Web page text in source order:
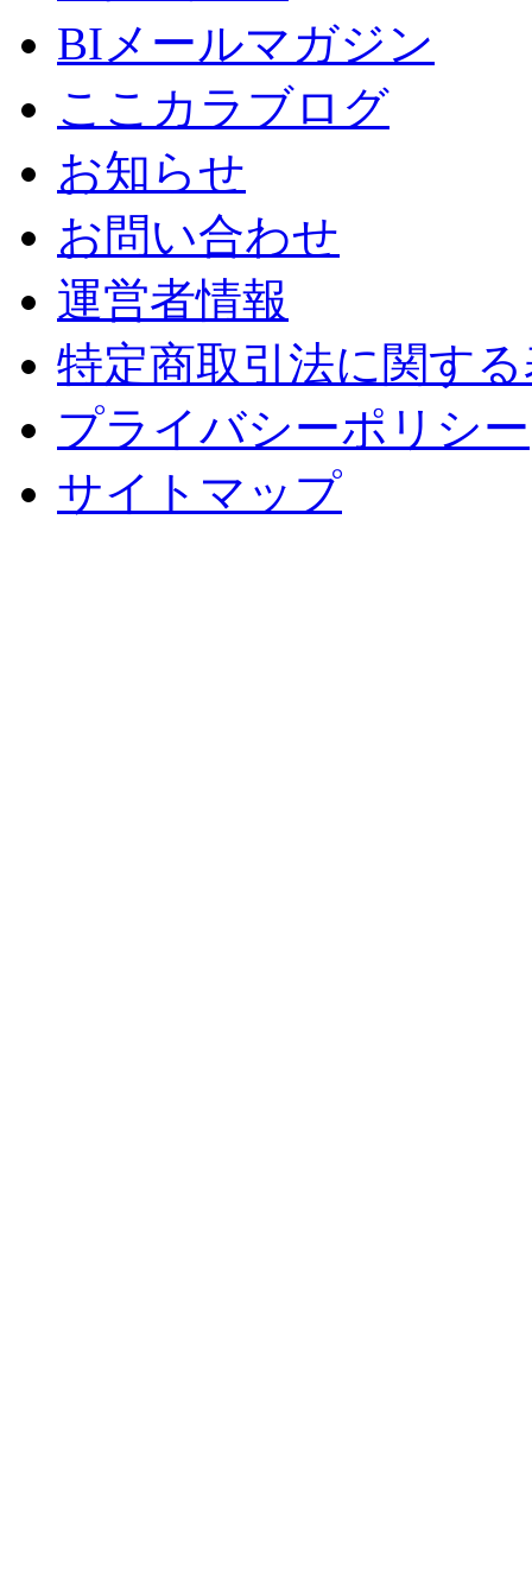
BIメールマガジン
ここカラブログ
お知らせ
お問い合わせ
運営者情報
特定商取引法に関す
プライバシーポリシー
サイトマップ